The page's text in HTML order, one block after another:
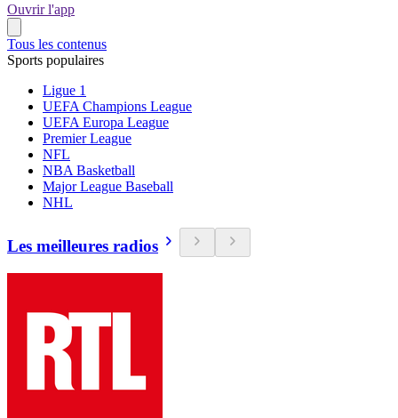
Ouvrir l'app
Tous les contenus
Sports populaires
Ligue 1
UEFA Champions League
UEFA Europa League
Premier League
NFL
NBA Basketball
Major League Baseball
NHL
Les meilleures radios